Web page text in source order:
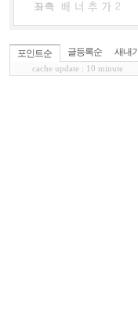
포인트순 글등록순 새내기
cache update : 10 minute